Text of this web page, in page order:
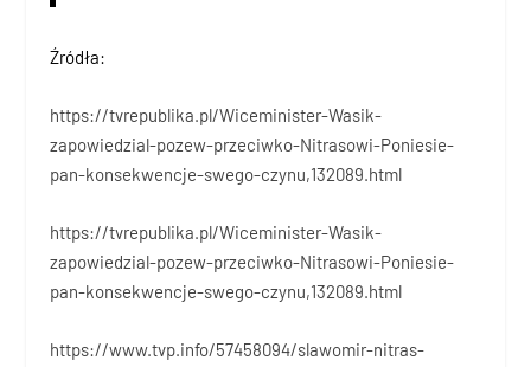
Źródła:
https://tvrepublika.pl/Wiceminister-Wasik-
zapowiedzial-pozew-przeciwko-Nitrasowi-Poniesie-
pan-konsekwencje-swego-czynu,132089.html
https://tvrepublika.pl/Wiceminister-Wasik-
zapowiedzial-pozew-przeciwko-Nitrasowi-Poniesie-
pan-konsekwencje-swego-czynu,132089.html
https://www.tvp.info/57458094/slawomir-nitras-